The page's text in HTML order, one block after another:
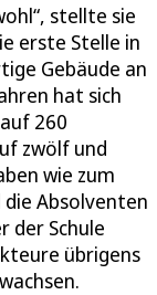
stellte sie
erste Stelle in
Gebäude an
hat sich
260
zwölf und
wie zum
die Absolventen
der Schule
übrigens